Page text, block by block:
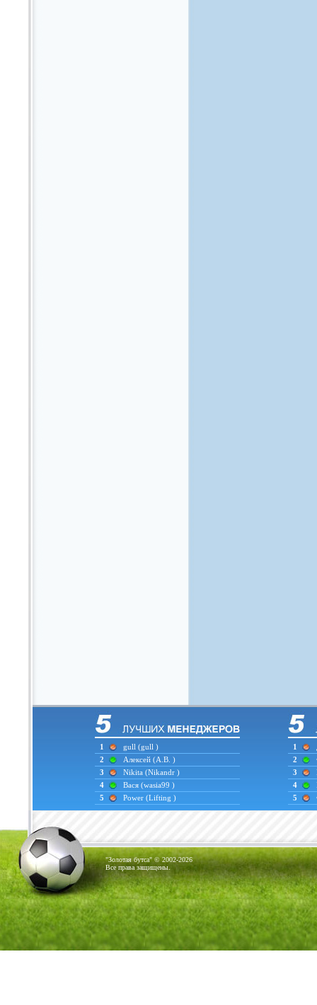
1 gull (gull )
2
Алексей (А.В. )
3
Nikita (Nikandr )
4
Вася (wasia99 )
5
Power (Lifting )
1
2
3
4
5
"Золотая бутса" © 2002-2026
Все права защищены.